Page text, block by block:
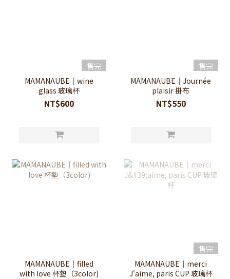
售完
MAMANAUBE｜wine
glass 玻璃杯
NT$600
售完
MAMANAUBE｜Journée
plaisir 掛布
NT$550
MAMANAUBE｜filled
with love 杯墊（3color)
售完
MAMANAUBE｜merci
J'aime, paris CUP 玻璃杯